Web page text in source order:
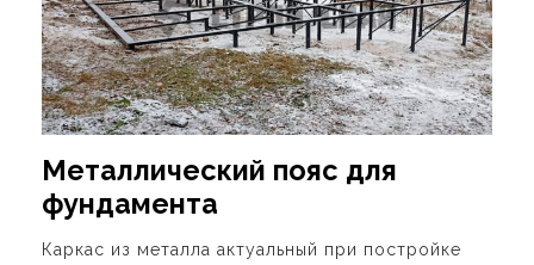
Металлический пояс для
фундамента
Каркас из металла актуальный при постройке